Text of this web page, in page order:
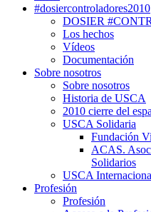
#dosiercontroladores2010
DOSIER
Los hechos
Vídeos
Documentación
Sobre nosotros
Sobre nosotros
Historia de USCA
2010 cierre del
USCA Solidaria
Fundación
ACAS.
Solidarios
USCA
Profesión
Profesión